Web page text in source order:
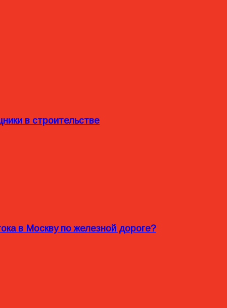
в строительстве
в Москву по железной дороге?